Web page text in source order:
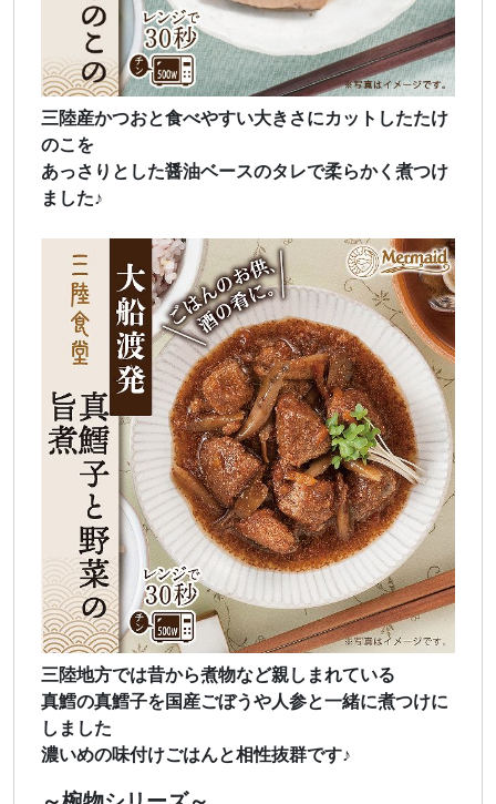
三陸産かつおと食べやすい大きさにカットしたたけ
のこを
あっさりとした醤油ベースのタレで柔らかく煮つけ
ました♪
三陸地方では昔から煮物など親しまれている
真鱈の真鱈子を国産ごぼうや人参と一緒に煮つけに
しました
濃いめの味付けごはんと相性抜群です♪